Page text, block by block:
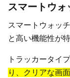
スマートウォ
スマートウォッ
と高い機能性が特
トラッカータイ
り、クリアな画